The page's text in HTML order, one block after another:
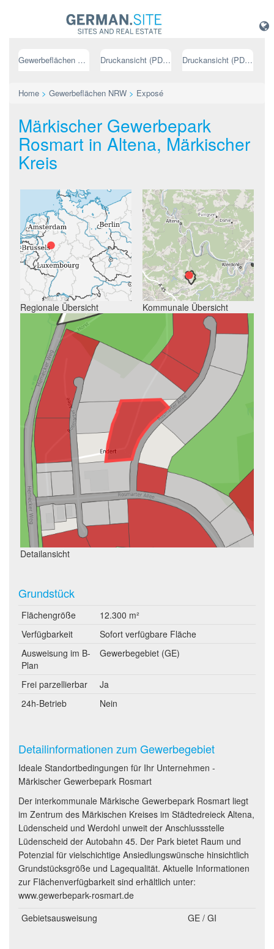
Gewerbeflächen NRW Druckansicht (PDF) // deutsch Druckansicht (PDF) // englisch
Home > Gewerbeflächen NRW > Exposé
Märkischer Gewerbepark
Rosmart in Altena, Märkischer
Kreis
Regionale Übersicht Kommunale Übersicht
Detailansicht
Grundstück
Flächengröße
12.300 m²
Verfügbarkeit
Sofort verfügbare Fläche
Ausweisung im B-
Plan
Gewerbegebiet (GE)
Frei parzellierbar
Ja
24h-Betrieb
Nein
Detailinformationen zum Gewerbegebiet
Ideale Standortbedingungen für Ihr Unternehmen -
Märkischer Gewerbepark Rosmart
Der interkommunale Märkische Gewerbepark Rosmart liegt
im Zentrum des Märkischen Kreises im Städtedreieck Altena,
Lüdenscheid und Werdohl unweit der Anschlussstelle
Lüdenscheid der Autobahn 45. Der Park bietet Raum und
Potenzial für vielschichtige Ansiedlungswünsche hinsichtlich
Grundstücksgröße und Lagequalität. Aktuelle Informationen
zur Flächenverfügbarkeit sind erhältlich unter:
www.gewerbepark-rosmart.de
Gebietsausweisung
GE / GI